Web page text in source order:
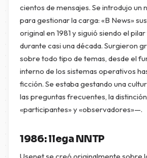
cientos de mensajes. Se introdujo un
para gestionar la carga: «B News»
original en 1981 y siguió siendo el
durante casi una década. Surgieron
sobre todo tipo de temas, desde el
interno de los sistemas operativos
ficción. Se estaba gestando una
las preguntas frecuentes, la
«participantes» y «observadores»—.
1986: llega NNTP